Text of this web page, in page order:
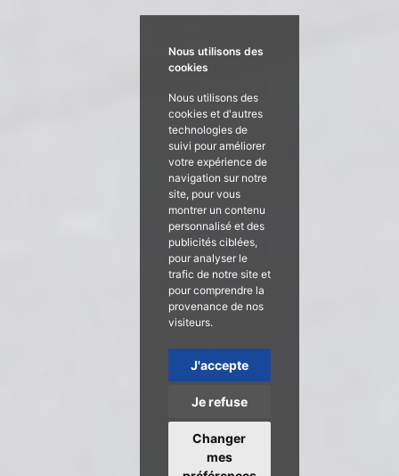
Nous utilisons des
cookies
Nous utilisons des
cookies et d'autres
technologies de
suivi pour améliorer
votre expérience de
navigation sur notre
site, pour vous
montrer un contenu
personnalisé et des
publicités ciblées,
pour analyser le
trafic de notre site et
pour comprendre la
provenance de nos
visiteurs.
J'accepte
Je refuse
Changer
mes